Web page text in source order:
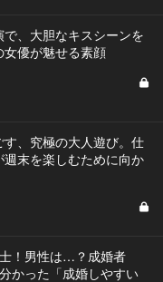
、大胆なキスシーンを
優が魅せる素顔
、究極の大人遊び。仕
末を楽しむために向か
！男性は…？成婚者
かった「成婚しやすい